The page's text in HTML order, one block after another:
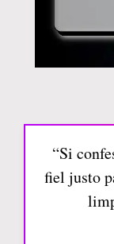
“Si
fiel justo